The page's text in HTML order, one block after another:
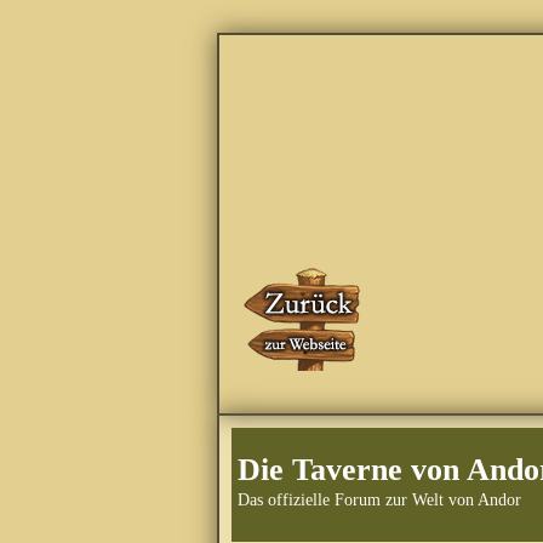
Die Taverne von
Das offizielle Forum zur Welt von Andor